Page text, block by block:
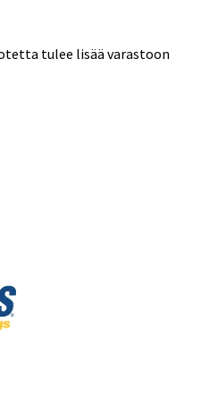
tulee lisää varastoon